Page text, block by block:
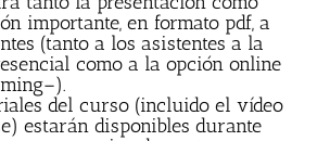
importante, en formato pdf, a
(tanto a los asistentes a la
como a la opción online
del curso (incluido el vídeo
estarán disponibles durante